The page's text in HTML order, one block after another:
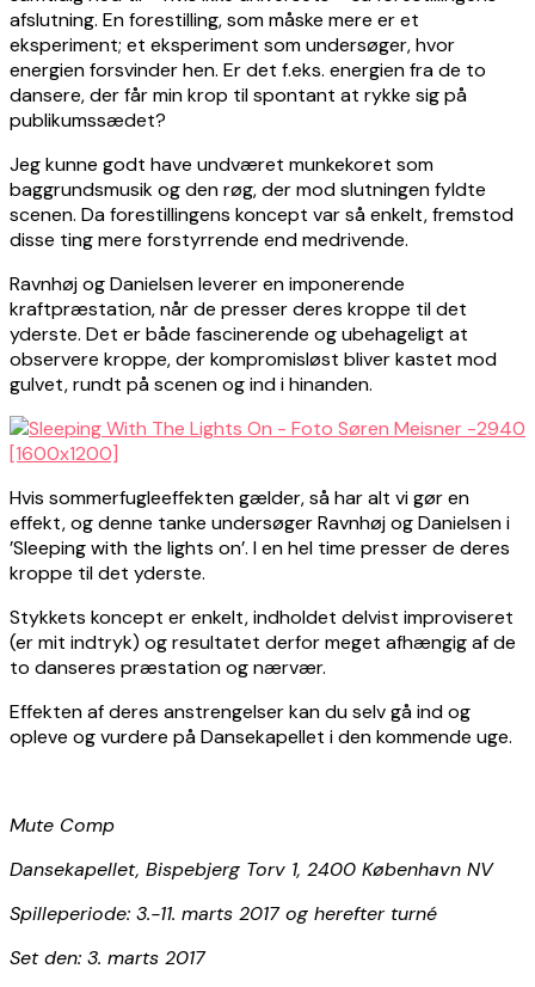
afslutning. En forestilling, som måske mere er et
eksperiment; et eksperiment som undersøger, hvor
energien forsvinder hen. Er det f.eks. energien fra de to
dansere, der får min krop til spontant at rykke sig på
publikumssædet?
Jeg kunne godt have undværet munkekoret som
baggrundsmusik og den røg, der mod slutningen fyldte
scenen. Da forestillingens koncept var så enkelt, fremstod
disse ting mere forstyrrende end medrivende.
Ravnhøj og Danielsen leverer en imponerende
kraftpræstation, når de presser deres kroppe til det
yderste. Det er både fascinerende og ubehageligt at
observere kroppe, der kompromisløst bliver kastet mod
gulvet, rundt på scenen og ind i hinanden.
Hvis sommerfugleeffekten gælder, så har alt vi gør en
effekt, og denne tanke undersøger Ravnhøj og Danielsen i
’Sleeping with the lights on’. I en hel time presser de deres
kroppe til det yderste.
Stykkets koncept er enkelt, indholdet delvist improviseret
(er mit indtryk) og resultatet derfor meget afhængig af de
to danseres præstation og nærvær.
Effekten af deres anstrengelser kan du selv gå ind og
opleve og vurdere på Dansekapellet i den kommende uge.
Mute Comp
Dansekapellet, Bispebjerg Torv 1, 2400 København NV
Spilleperiode: 3.-11. marts 2017 og herefter turné
Set den: 3. marts 2017